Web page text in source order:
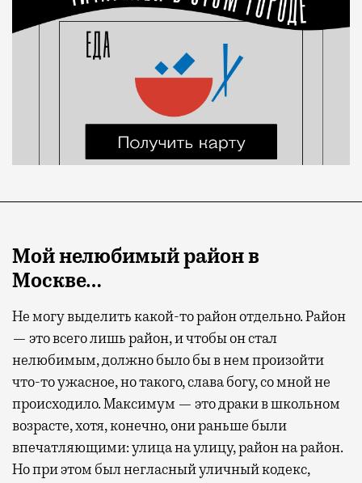
Мой нелюбимый район в
Москве…
Не могу выделить какой-то район отдельно. Район
— это всего лишь район, и чтобы он стал
нелюбимым, должно было бы в нем произойти
что-то ужасное, но такого, слава богу, со мной не
происходило. Максимум — это драки в школьном
возрасте, хотя, конечно, они раньше были
впечатляющими: улица на улицу, район на район.
Но при этом был негласный уличный кодекс,